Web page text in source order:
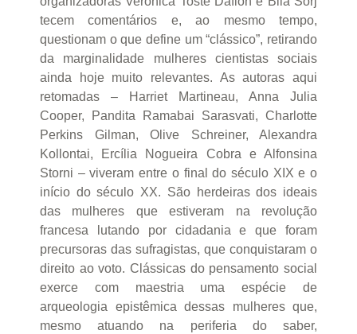
tecem comentários e, ao mesmo tempo,
questionam o que define um “clássico”, retirando
da marginalidade mulheres cientistas sociais
ainda hoje muito relevantes. As autoras aqui
retomadas – Harriet Martineau, Anna Julia
Cooper, Pandita Ramabai Sarasvati, Charlotte
Perkins Gilman, Olive Schreiner, Alexandra
Kollontai, Ercília Nogueira Cobra e Alfonsina
Storni – viveram entre o final do século XIX e o
início do século XX. São herdeiras dos ideais
das mulheres que estiveram na revolução
francesa lutando por cidadania e que foram
precursoras das sufragistas, que conquistaram o
direito ao voto. Clássicas do pensamento social
exerce com maestria uma espécie de
arqueologia epistêmica dessas mulheres que,
mesmo atuando na periferia do saber,